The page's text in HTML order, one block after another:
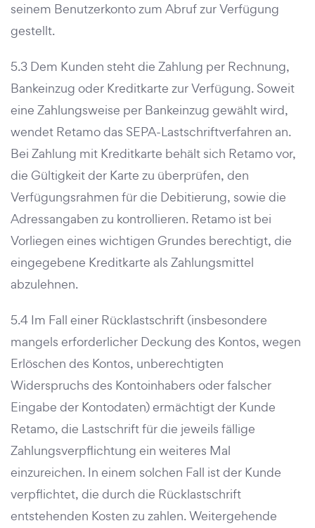
seinem Benutzerkonto zum Abruf zur Verfügung
gestellt.
5.3 Dem Kunden steht die Zahlung per Rechnung,
Bankeinzug oder Kreditkarte zur Verfügung. Soweit
eine Zahlungsweise per Bankeinzug gewählt wird,
wendet Retamo das SEPA-Lastschriftverfahren an.
Bei Zahlung mit Kreditkarte behält sich Retamo vor,
die Gültigkeit der Karte zu überprüfen, den
Verfügungsrahmen für die Debitierung, sowie die
Adressangaben zu kontrollieren. Retamo ist bei
Vorliegen eines wichtigen Grundes berechtigt, die
eingegebene Kreditkarte als Zahlungsmittel
abzulehnen.
5.4 Im Fall einer Rücklastschrift (insbesondere
mangels erforderlicher Deckung des Kontos, wegen
Erlöschen des Kontos, unberechtigten
Widerspruchs des Kontoinhabers oder falscher
Eingabe der Kontodaten) ermächtigt der Kunde
Retamo, die Lastschrift für die jeweils fällige
Zahlungsverpflichtung ein weiteres Mal
einzureichen. In einem solchen Fall ist der Kunde
verpflichtet, die durch die Rücklastschrift
entstehenden Kosten zu zahlen. Weitergehende